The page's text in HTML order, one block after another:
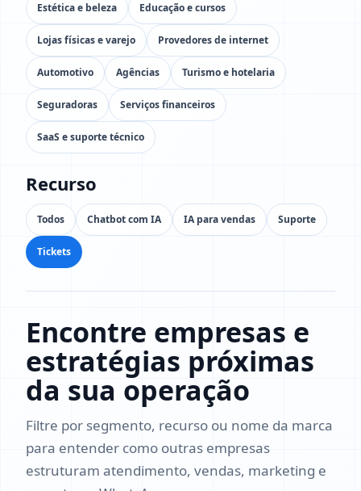
Estética e beleza Educação e cursos
Lojas físicas e varejo Provedores de internet
Automotivo Agências Turismo e hotelaria
Seguradoras Serviços financeiros
SaaS e suporte técnico
Recurso
Todos Chatbot com IA IA para vendas Suporte
Tickets
Encontre empresas e
estratégias próximas
da sua operação
Filtre por segmento, recurso ou nome da marca
para entender como outras empresas
estruturam atendimento, vendas, marketing e